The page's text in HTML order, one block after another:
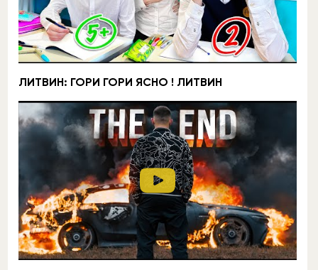
ЛИТВИН: ГОРИ ГОРИ ЯСНО ! ЛИТВИН